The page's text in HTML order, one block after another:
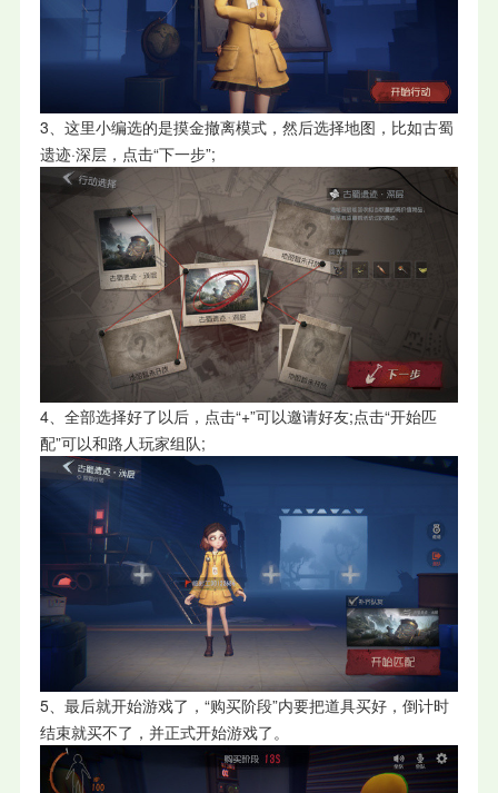
3、这里小编选的是摸金撤离模式，然后选择地图，比如古蜀
遗迹·深层，点击“下一步”;
4、全部选择好了以后，点击“+”可以邀请好友;点击“开始匹
配”可以和路人玩家组队;
5、最后就开始游戏了，“购买阶段”内要把道具买好，倒计时
结束就买不了，并正式开始游戏了。